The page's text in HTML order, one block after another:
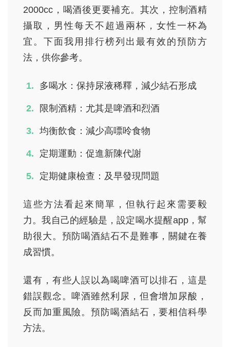
2000cc，喝酒後更要補充。其次，控制酒精
攝取，男性每天不超過兩杯，女性一杯為
宜。下面我用排行榜列出最有效的預防方
法，供你參考。
多喝水：保持尿液稀釋，減少結石形成
限制酒精：尤其是啤酒和烈酒
均衡飲食：減少高嘌呤食物
定期運動：促進新陳代謝
定期健康檢查：及早發現問題
這些方法看起來簡單，但執行起來需要毅
力。我自己的經驗是，設定喝水提醒app，幫
助很大。預防喝酒結石不是難事，關鍵在養
成習慣。
還有，有些人誤以為喝啤酒可以排石，這是
錯誤觀念。啤酒雖然利尿，但會增加尿酸，
反而加重風險。預防喝酒結石，要相信科學
方法。